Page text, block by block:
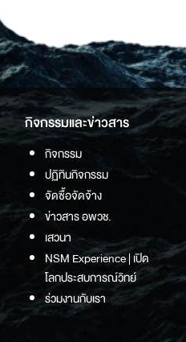
กิจกรรมและข่าวสาร
กิจกรรม
ปฏิทินกิจกรรม
จัดซื้อจัดจ้าง
ข่าวสาร อพวช.
เสวนา
NSM Experience | เปิด
โลกประสบการณ์วิทย์
ร่วมงานกับเรา